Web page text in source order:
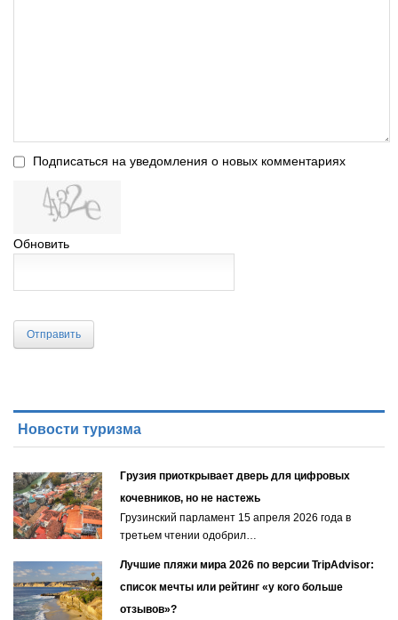
Подписаться на уведомления о новых комментариях
Обновить
Отправить
Новости туризма
Грузия приоткрывает дверь для цифровых
кочевников, но не настежь
Грузинский парламент 15 апреля 2026 года в
третьем чтении одобрил…
Лучшие пляжи мира 2026 по версии TripAdvisor:
список мечты или рейтинг «у кого больше
отзывов»?